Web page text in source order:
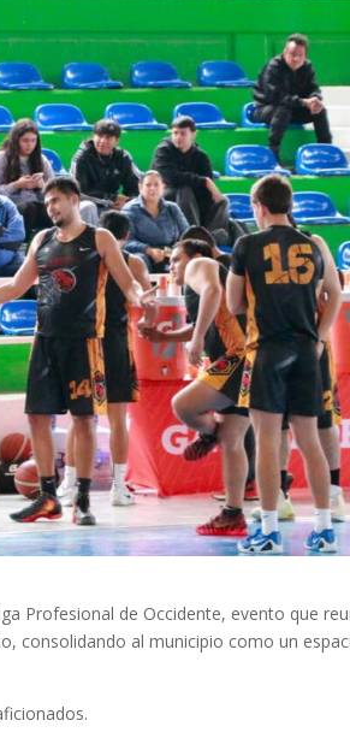
Profesional de Occidente, evento que
consolidando al municipio como un